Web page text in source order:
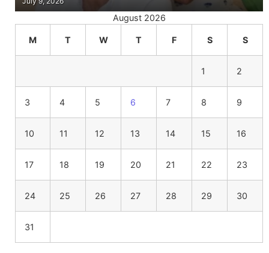
August 2026
M T W T F S S
1 2
3 4 5 6 7 8 9
10 11 12 13 14 15 16
17 18 19 20 21 22 23
24 25 26 27 28 29 30
31